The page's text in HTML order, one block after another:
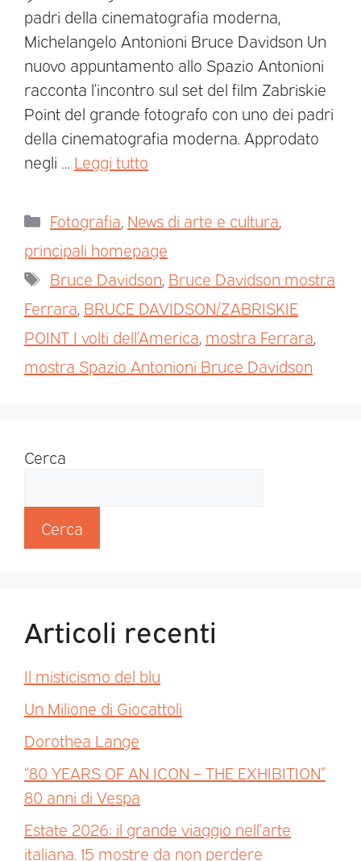
padri della cinematografia moderna,
Michelangelo Antonioni Bruce Davidson Un
nuovo appuntamento allo Spazio Antonioni
racconta l’incontro sul set del film Zabriskie
Point del grande fotografo con uno dei padri
della cinematografia moderna. Approdato
negli … Leggi tutto
Fotografia News di arte e cultura
principali homepage
Bruce Davidson Bruce Davidson mostra
Ferrara BRUCE DAVIDSON/ZABRISKIE
POINT I volti dell’America mostra Ferrara
mostra Spazio Antonioni Bruce Davidson
Cerca
Cerca
Articoli recenti
Il misticismo del blu
Un Milione di Giocattoli
Dorothea Lange
“80 YEARS OF AN ICON – THE EXHIBITION”
80 anni di Vespa
Estate 2026: il grande viaggio nell’arte
italiana. 15 mostre da non perdere